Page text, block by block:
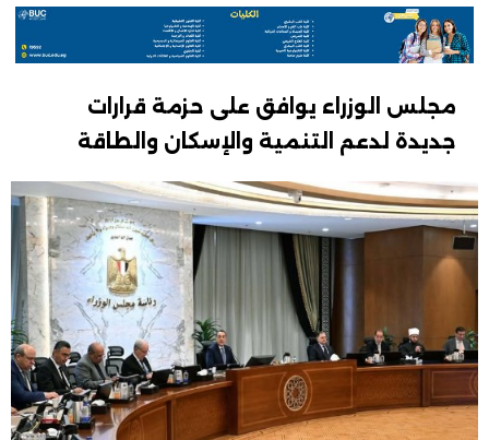
مجلس الوزراء يوافق على حزمة قرارات
جديدة لدعم التنمية والإسكان والطاقة